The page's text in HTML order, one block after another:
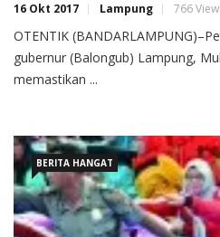
16 Okt 2017 Lampung 766
OTENTIK
gubernur (Balongub) Lampung,
memastikan ...
BERITA HANGAT